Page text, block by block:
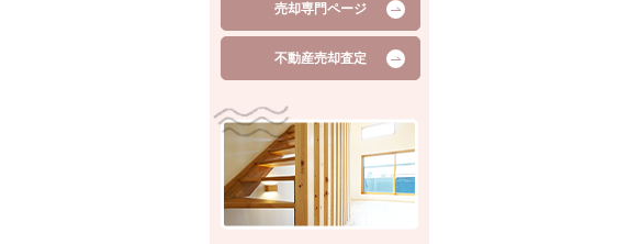
売却専門ページ
不動産売却査定